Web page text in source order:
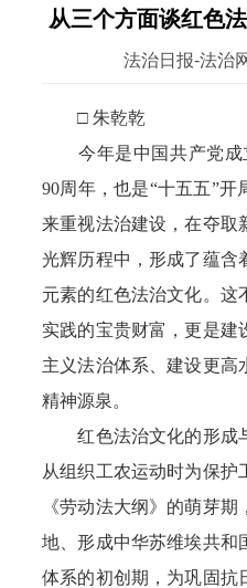
从三个方面谈红色
法治日报-法治
□ 朱乾乾
今年是中国共产党成
90周年，也是“十五五”
来重视法治建设，在夺取
光辉历程中，形成了蕴含
元素的红色法治文化。这
实践的宝贵财富，更是建
主义法治体系、建设更高
精神源泉。
红色法治文化的形成
从组织工农运动时为保护
《劳动法大纲》的萌芽
地、形成中华苏维埃共和
体系的初创期，为巩固抗